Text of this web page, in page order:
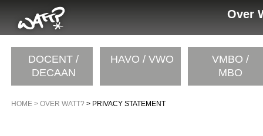
Over
DOCENT /
DECAAN
HAVO / VWO
VMBO /
MBO
HOME > OVER WATT? > PRIVACY STATEMENT